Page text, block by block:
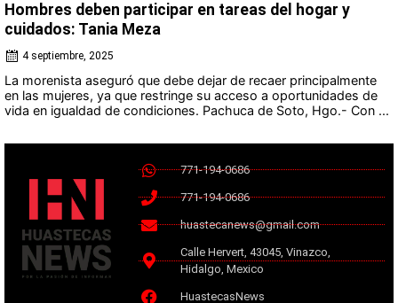
Hombres deben participar en tareas del hogar y
cuidados: Tania Meza
4 septiembre, 2025
La morenista aseguró que debe dejar de recaer principalmente
en las mujeres, ya que restringe su acceso a oportunidades de
vida en igualdad de condiciones. Pachuca de Soto, Hgo.- Con ...
771-194-0686
771-194-0686
huastecanews@gmail.com
Calle Hervert, 43045, Vinazco,
Hidalgo, Mexico
HuastecasNews